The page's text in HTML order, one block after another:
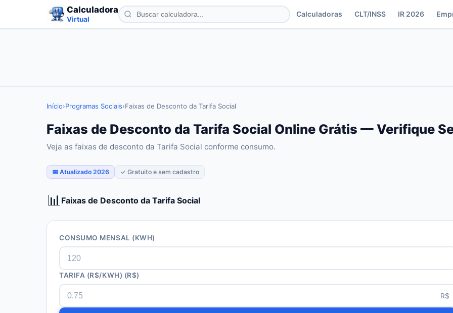
Calculadora
Virtual
Calculadoras CLT/INSS IR 2026
Início›Programas Sociais›Faixas de Desconto da Tarifa Social
Faixas de Desconto da Tarifa Social Online Grátis — Verifique
Veja as faixas de desconto da Tarifa Social conforme consumo.
📅 Atualizado 2026 ✓ Gratuito e sem cadastro
📊Faixas de Desconto da Tarifa Social
CONSUMO MENSAL (KWH)
TARIFA (R$/KWH) (R$)
R$